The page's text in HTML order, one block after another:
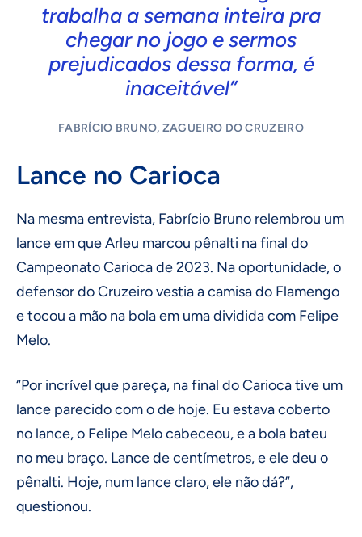
trabalha a semana inteira pra
chegar no jogo e sermos
prejudicados dessa forma, é
inaceitável”
FABRÍCIO BRUNO, ZAGUEIRO DO CRUZEIRO
Lance no Carioca
Na mesma entrevista, Fabrício Bruno relembrou um
lance em que Arleu marcou pênalti na final do
Campeonato Carioca de 2023. Na oportunidade, o
defensor do Cruzeiro vestia a camisa do Flamengo
e tocou a mão na bola em uma dividida com Felipe
Melo.
“Por incrível que pareça, na final do Carioca tive um
lance parecido com o de hoje. Eu estava coberto
no lance, o Felipe Melo cabeceou, e a bola bateu
no meu braço. Lance de centímetros, e ele deu o
pênalti. Hoje, num lance claro, ele não dá?”,
questionou.